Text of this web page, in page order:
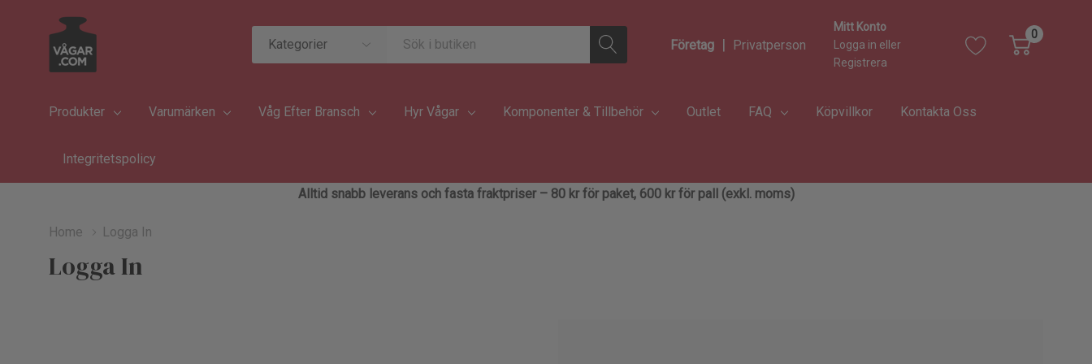
Kategorier
Sök
Företag | Privatperson
Mitt Konto
Logga in eller
Registrera
0
Produkter Varumärken Våg Efter Bransch Hyr Vågar Komponenter & Tillbehör Outlet FAQ Köpvillkor Kontakta Oss
Integritetspolicy
Alltid snabb leverans och fasta fraktpriser – 80 kr för paket, 600 kr för pall (exkl. moms)
Home Logga In
Logga In